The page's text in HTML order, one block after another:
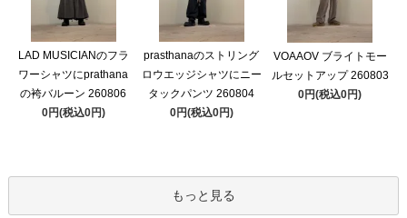
LAD MUSICIANのフラ
ワーシャツにprathana
の袴バルーン 260806
0円(税込0円)
prasthanaのストリング
ロウエッジシャツにニー
タックパンツ 260804
0円(税込0円)
VOAAOV ブライトモー
ルセットアップ 260803
0円(税込0円)
もっと見る